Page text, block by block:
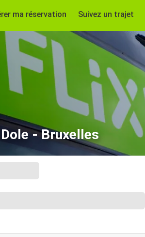
ma réservation Suivez un trajet
- Bruxelles